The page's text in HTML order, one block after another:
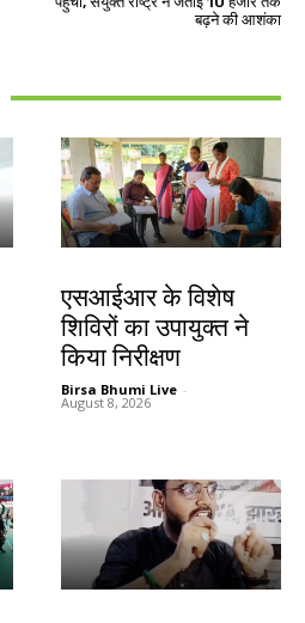
बढ़ने की आशंका
एसआईआर के विशेष
शिविरों का उपायुक्त ने
किया निरीक्षण
Birsa Bhumi Live -
August 8, 2026